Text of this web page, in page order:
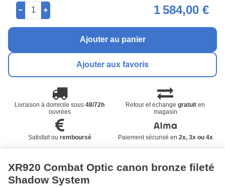
1 584,00 €
Ajouter au panier
Ajouter aux favoris
Livraison à domicile sous48/72h
ouvrées
Retour et échangegratuit en
magasin
Satisfait ou remboursé Paiement sécurisé en 2x, 3x ou 4x
XR920 Combat Optic canon bronze fileté
Shadow System